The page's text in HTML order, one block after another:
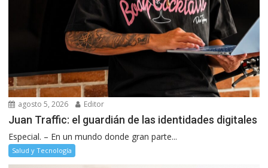
agosto 5, 2026 Editor
Juan Traffic: el guardián de las identidades digitales
Especial. – En un mundo donde gran parte...
Salud y Tecnología